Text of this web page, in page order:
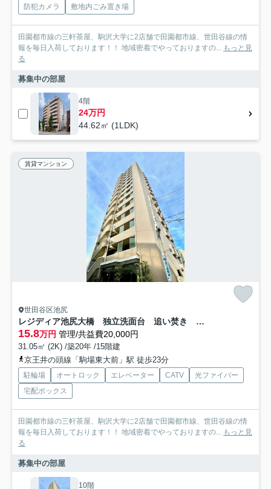
防犯カメラ
敷地内ごみ置き場
田園都市線の三軒茶屋、駒沢大学に2店舗で田園都市線、世田谷線の情
報を毎日入荷しております！！ 地域密着でやっておりますの... もっと見
る
募集中の部屋
4階
24万円
44.62㎡ (1LDK)
賃貸マンション
世田谷区池尻
レジディア池尻大橋 独立洗面台 追い焚き オートロック
15.8万円 管理/共益費20,000円
31.05㎡ (2K) /築20年 /15階建
京王井の頭線「駒場東大前」駅 徒歩23分
駐輪場 オートロック エレベーター CATV
光ファイバー
宅配ボックス
田園都市線の三軒茶屋、駒沢大学に2店舗で田園都市線、世田谷線の情
報を毎日入荷しております！！ 地域密着でやっておりますの... もっと見
る
募集中の部屋
10階